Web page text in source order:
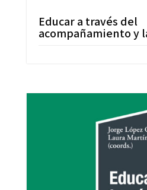
Educar a través del
acompañamiento y